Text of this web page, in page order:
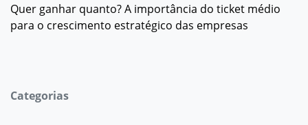
Quer ganhar quanto? A importância do ticket médio
para o crescimento estratégico das empresas
Categorias